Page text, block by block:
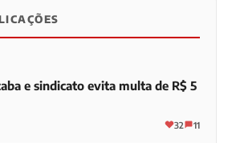
e sindicato evita multa de R$ 5
32 11